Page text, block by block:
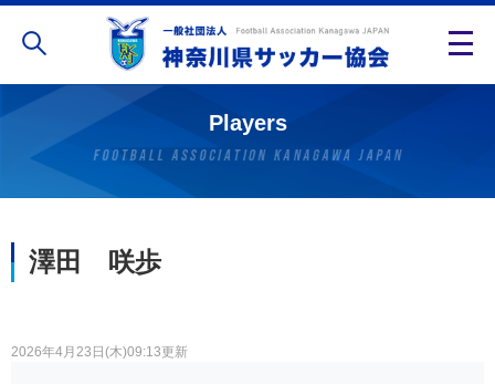
Players
澤田 咲歩
2026年4月23日(木)09:13更新